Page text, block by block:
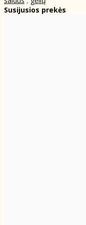
Susijusios prekės